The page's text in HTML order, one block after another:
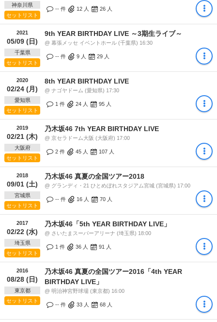
神奈川県
セットリスト
-- 件 12 人 26 人
2021
05/09 (日)
千葉県
セットリスト
9th YEAR BIRTHDAY LIVE ～3期生ライブ～
@ 幕張メッセ イベントホール (千葉県) 16:30
-- 件 9 人 29 人
2020
02/24 (月)
愛知県
セットリスト
8th YEAR BIRTHDAY LIVE
@ ナゴヤドーム (愛知県) 17:30
1 件 24 人 95 人
2019
02/21 (木)
大阪府
セットリスト
乃木坂46 7th YEAR BIRTHDAY LIVE
@ 京セラドーム大阪 (大阪府) 17:00
2 件 45 人 107 人
2018
09/01 (土)
宮城県
セットリスト
乃木坂46 真夏の全国ツアー2018
@ グランディ・21 ひとめぼれスタジアム宮城 (宮城県) 17:00
-- 件 16 人 70 人
2017
02/22 (水)
埼玉県
セットリスト
乃木坂46「5th YEAR BIRTHDAY LIVE」
@ さいたまスーパーアリーナ (埼玉県) 18:00
1 件 36 人 91 人
2016
08/28 (日)
東京都
セットリスト
乃木坂46 真夏の全国ツアー2016「4th YEAR
BIRTHDAY LIVE」
@ 明治神宮野球場 (東京都) 16:00
-- 件 33 人 68 人